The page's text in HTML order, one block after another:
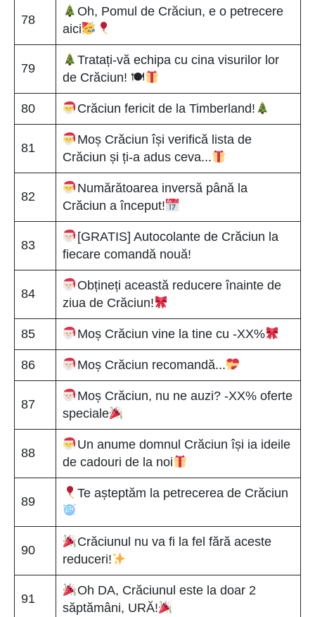
78
Oh, Pomul de Crăciun, e o petrecere
aici
79
Tratați-vă echipa cu cina visurilor lor
de Crăciun! 🍽
80 Crăciun fericit de la Timberland!
81
Moș Crăciun își verifică lista de
Crăciun și ți-a adus ceva...
82
Numărătoarea inversă până la
Crăciun a început!
83
[GRATIS] Autocolante de Crăciun la
fiecare comandă nouă!
84
Obțineți această reducere înainte de
ziua de Crăciun!
85 Moș Crăciun vine la tine cu -XX%
86 Moș Crăciun recomandă...
87
Moș Crăciun, nu ne auzi? -XX% oferte
speciale
88
Un anume domnul Crăciun își ia ideile
de cadouri de la noi
89
Te așteptăm la petrecerea de Crăciun
90
Crăciunul nu va fi la fel fără aceste
reduceri!
91
Oh DA, Crăciunul este la doar 2
săptămâni, URĂ!